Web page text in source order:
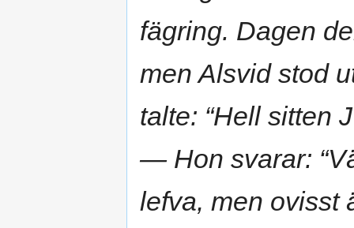
fägring. Dagen
men Alsvid stod
talte: “Hell sitten
— Hon svarar:
lefva, men ovisst